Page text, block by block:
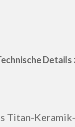
Technische